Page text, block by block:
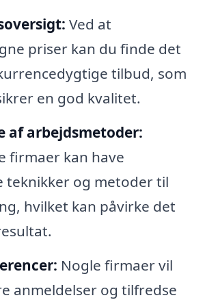
Ved at
priser kan du finde det
tilbud, som
en god kvalitet.
af arbejdsmetoder:
firmaer kan have
teknikker og metoder til
hvilket kan påvirke det
Nogle firmaer vil
anmeldelser og tilfredse